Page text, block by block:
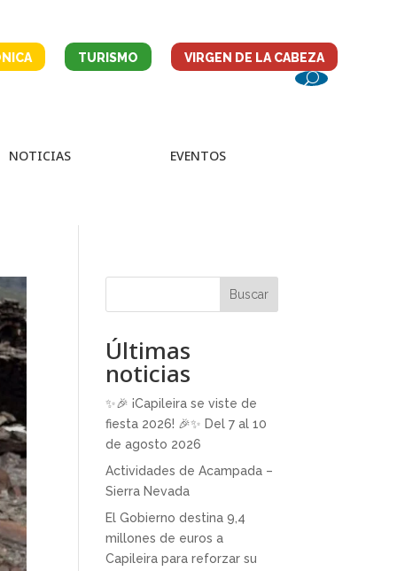
TURISMO VIRGEN DE LA CABEZA
NOTICIAS EVENTOS
Buscar
Últimas
noticias
✨🎉 ¡Capileira se viste de
fiesta 2026! 🎉✨ Del 7 al 10
de agosto 2026
Actividades de Acampada –
Sierra Nevada
El Gobierno destina 9,4
millones de euros a
Capileira para reforzar su